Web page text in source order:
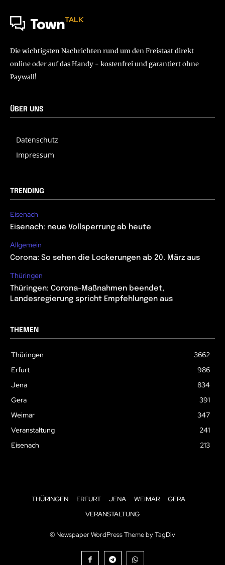
TownTALK
Die wichtigsten Nachrichten rund um den Freistaat direkt
online oder auf das Handy - kostenfrei und garantiert ohne
Paywall!
ÜBER UNS
Datenschutz
Impressum
TRENDING
Eisenach
Eisenach: neue Vollsperrung ab heute
Allgemein
Corona: So sehen die Lockerungen ab 20. März aus
Thüringen
Thüringen: Corona-Maßnahmen beendet,
Landesregierung spricht Empfehlungen aus
THEMEN
Thüringen
3662
Erfurt
986
Jena
834
Gera
391
Weimar
347
Veranstaltung
241
Eisenach
213
THÜRINGEN ERFURT JENA WEIMAR
GERA
VERANSTALTUNG
© Newspaper WordPress Theme by TagDiv